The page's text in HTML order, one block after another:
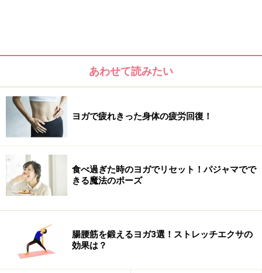
なボディラインに近づきます。もう1点のプラスポイン
トは内側から輝く美しさ。意識的に吐く息を長くするこ
とで、毛細血管が広がり、内臓、手足の先まで血液が流
あわせて読みたい
ヨガで疲れきった身体の疲労回復！
食べ過ぎた時のヨガでリセット！パジャマでで
きる魔法のポーズ
腸腰筋を鍛えるヨガ3選！ストレッチエクサの
効果は？